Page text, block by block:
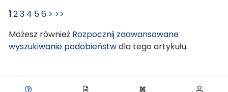
123 4 56 > >>
Możesz również Rozpocznij zaawansowane
wyszukiwanie podobieństwdla tego artykułu.